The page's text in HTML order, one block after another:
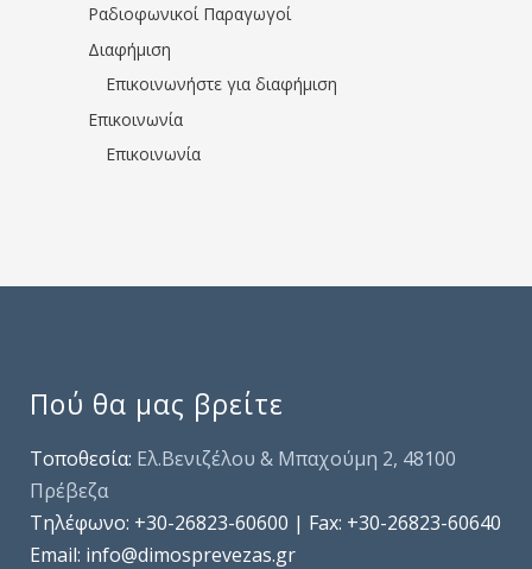
Ραδιοφωνικοί Παραγωγοί
Διαφήμιση
Επικοινωνήστε για διαφήμιση
Επικοινωνία
Επικοινωνία
Πού θα μας βρείτε
Τοποθεσία: Ελ.Βενιζέλου & Μπαχούμη 2, 48100
Πρέβεζα
Τηλέφωνo: +30-26823-60600 | Fax: +30-26823-60640
Email: info@dimosprevezas.gr